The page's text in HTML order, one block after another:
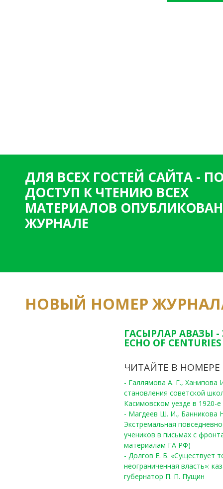
ДЛЯ ВСЕХ ГОСТЕЙ САЙТА -
ДОСТУП К ЧТЕНИЮ ВСЕХ
МАТЕРИАЛОВ
ЖУРНАЛЕ
НОВЫЙ НОМЕР
ГАСЫРЛАР АВАЗЫ -
ECHO OF
ЧИТАЙТЕ В НОМЕРЕ
- Галлямова А. Г.,
становления советской
Касимовском уезде в 1920-е
- Магдеев Ш. И., Банникова
Экстремальная
учеников в письмах с
материалам ГА РФ)
- Долгов Е. Б. «Существует
неограниченная власть»:
губернатор П. П. Пущин